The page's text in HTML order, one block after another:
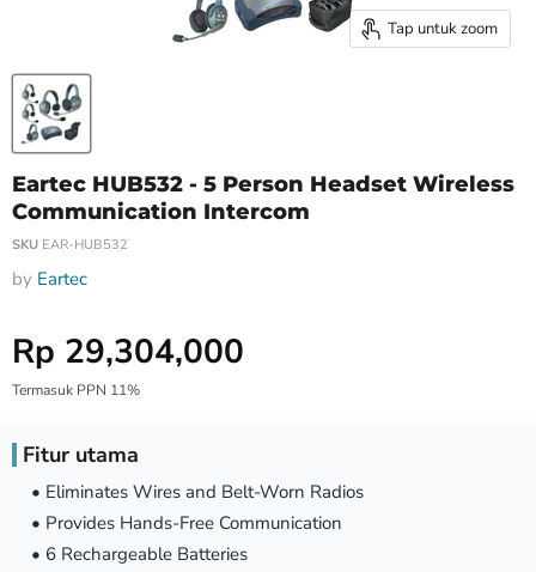
Tap untuk zoom
Eartec HUB532 - 5 Person Headset Wireless
Communication Intercom
SKU EAR-HUB532
by Eartec
Harga Special
Rp 29,304,000
Termasuk PPN 11%
Fitur utama
• Eliminates Wires and Belt-Worn Radios
• Provides Hands-Free Communication
• 6 Rechargeable Batteries